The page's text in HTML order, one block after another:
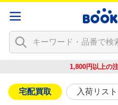
1,800円以上の
宅配買取 入荷リスト